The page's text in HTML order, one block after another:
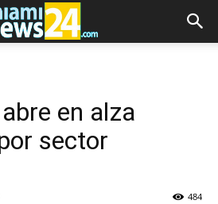
en alza
sector
484